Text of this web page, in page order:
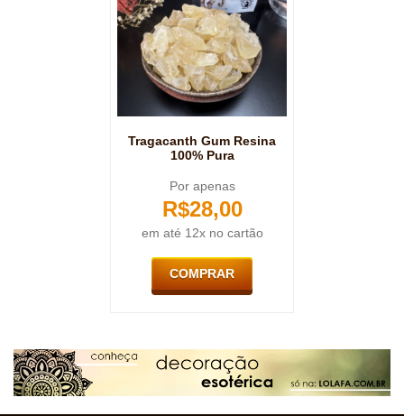
Tragacanth Gum Resina
100% Pura
Por apenas
R$28,00
em até 12x no cartão
COMPRAR